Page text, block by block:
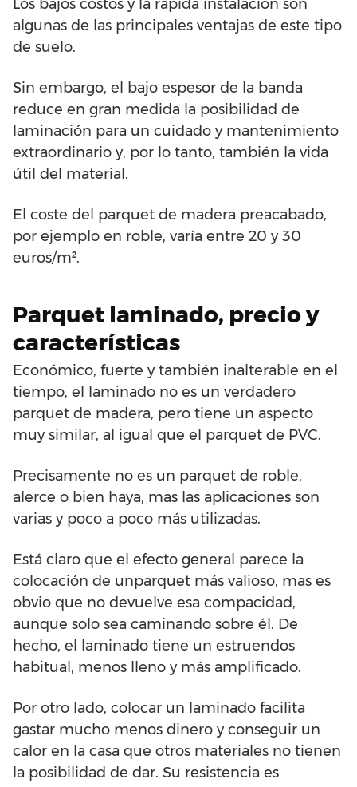
Los bajos costos y la rápida instalación son
algunas de las principales ventajas de este tipo
de suelo.
Sin embargo, el bajo espesor de la banda
reduce en gran medida la posibilidad de
laminación para un cuidado y mantenimiento
extraordinario y, por lo tanto, también la vida
útil del material.
El coste del parquet de madera preacabado,
por ejemplo en roble, varía entre 20 y 30
euros/m².
Parquet laminado, precio y
características
Económico, fuerte y también inalterable en el
tiempo, el laminado no es un verdadero
parquet de madera, pero tiene un aspecto
muy similar, al igual que el parquet de PVC.
Precisamente no es un parquet de roble,
alerce o bien haya, mas las aplicaciones son
varias y poco a poco más utilizadas.
Está claro que el efecto general parece la
colocación de unparquet más valioso, mas es
obvio que no devuelve esa compacidad,
aunque solo sea caminando sobre él. De
hecho, el laminado tiene un estruendos
habitual, menos lleno y más amplificado.
Por otro lado, colocar un laminado facilita
gastar mucho menos dinero y conseguir un
calor en la casa que otros materiales no tienen
la posibilidad de dar. Su resistencia es